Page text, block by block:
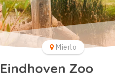
Mierlo
Eindhoven Zoo